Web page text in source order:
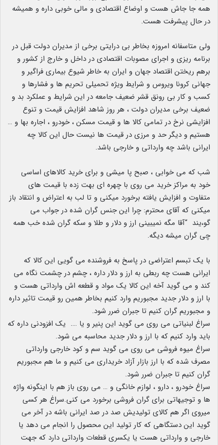
همه جا جاش هست و اوضاع اقتصادی و مالی خوبی داره و همیشه
در حال پیشرفت هست.
ولی متاسفانه امروزه بخاطر بی درایتی برخی از مدیران دولت قبل در
برنامه ریزی و اجرای مصوبات اقتصادی در داخل و خارج از کشور و
برهم ریختن اقتصاد جهان و ایران به خاطر شیوع بیماری فراگیر و
جهانی کرونا ویروس و شرایط ویژه تحمیلی تحریم ها و فشارها و
کسب و کار بی رونق قشر ضعیف جامعه در این شرایط و عملکرد بد و
ضعیف برخی مدیران دولت ، هر روز شاهد افزایش قیمت و تنوع
افزایشی نرخ در تمامی کالا ها و قیمت مسکن ، خودرو ، اجاره بها و …
هستیم و دیگر حد و مرزی در قیمت ها نیست حال این کالا چه
ایرانی باشد چه وارداتی و خارجی باشد.
شب که می خوابی ، صبح پا میشی و برای خرید کالاهای اساسی
خود به مراکز خرید می روی با چهره ای بهت زده با قیمت های
متفاوت و افزایش یافته برخورد میکنی و تا لب به اعتراض و انتقاد باز
میکنی که آقای محترم: چرا این جنس گران شده در جواب می
گو،یند “آقا مگه نمیبینی ارز و دلار و طلا و سکه گران شده خب همه
چی گران میشه دیگه.
با یک تبسم اعتراضی در پاسخ به فروشنده می گویی این کالا که
ایرانی هست چه ربطی به ارز و دلار داره ، چشم در چشمت نگاه می
کند و می گوید آخه این کالا یک مواد و قطعه اش وارداتی هست و
با ارز و دلار جدید مجبوریم وارد کنیم بخاطر همین رو قیمت تاثیر داره
و مجبوریم گران کنیم تا جبران ضرر شود.
سراغ لبنیاتی می روی می گوید این پنیر و یا …. یک افزودنی داره که
باید وارد کنیم که با ارز و دلار جدید محاسبه می شود.
سراغ میوه فروشی می روی می گوید سم و کود خارجی وارداتی
مصرف شده که با ارز بازار آزاد خریداری می کنیم و ما هم مجبوریم
گران کنیم تا جبران ضرر شود.
سراغ خودرو ، دارو ، لوازم خانگی و … می روی باز هم با اینگونه واژه
ها و توجیهاتی برای گران فروشی برخورد می کنی.سراغ هر کسی
میروی اگر هم کالای تولیدیش صد در صد ایرانی باشه در آخر می
گوید این دستگاهی که کار تولید این محصول را انجام می دهد یا
خارجی و وارداتی هست یا یکسری قطعات وارداتی دارد که جهت